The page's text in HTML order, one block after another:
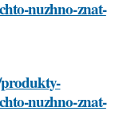
nuzhno-znat-
nuzhno-znat-